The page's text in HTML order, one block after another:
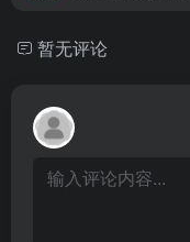
暂无评论